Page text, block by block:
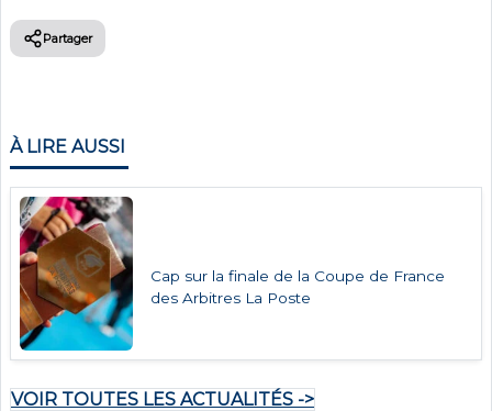
Partager
À LIRE AUSSI
Cap sur la finale de la Coupe de France
des Arbitres La Poste
VOIR TOUTES LES ACTUALITÉS ->